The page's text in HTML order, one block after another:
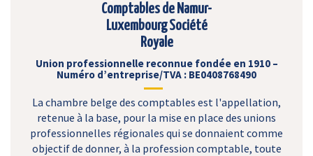
Comptables de Namur-
Luxembourg Société
Royale
Union professionnelle reconnue fondée en 1910 –
Numéro d’entreprise/TVA : BE0408768490
La chambre belge des comptables est l'appellation,
retenue à la base, pour la mise en place des unions
professionnelles régionales qui se donnaient comme
objectif de donner, à la profession comptable, toute